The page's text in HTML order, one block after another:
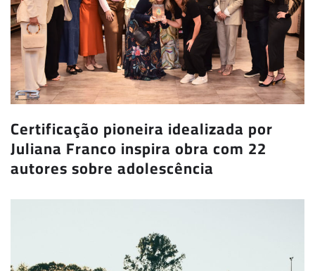
Certificação pioneira idealizada por
Juliana Franco inspira obra com 22
autores sobre adolescência